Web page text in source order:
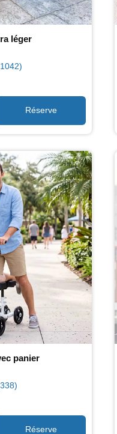
léger
panier